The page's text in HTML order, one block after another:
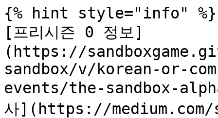
{% hint style="info" %}
[프리시즌 0 정보]
(https://
sandbox/v/korean-or-
events/the-sandbox-
사](https://medium.com/